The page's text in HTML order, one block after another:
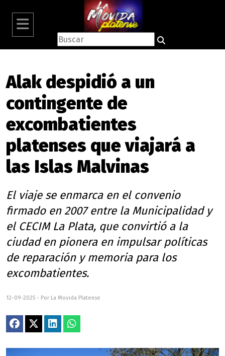
Alak despidió a un
contingente de
excombatientes
platenses que viajará a
las Islas Malvinas
El viaje se enmarca en el convenio
firmado en 2007 entre la Municipalidad y
el CECIM La Plata, que convirtió a la
ciudad en pionera en impulsar políticas
de reparación y memoria para los
excombatientes.
12-09-2025 - Por La Movida Platense